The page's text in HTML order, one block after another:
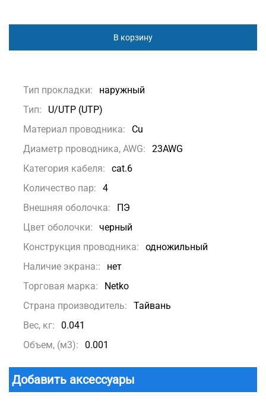
В корзину
Тип прокладки:
наружный
Тип:
U/UTP (UTP)
Материал проводника:
Сu
Диаметр проводника, AWG:
23AWG
Категория кабеля:
cat.6
Количество пар:
4
Внешняя оболочка:
ПЭ
Цвет оболочки:
черный
Конструкция проводника:
одножильный
Наличие экрана::
нет
Торговая марка:
Netko
Страна производитель:
Тайвань
Вес, кг:
0.041
Объем, (м3):
0.001
Добавить аксессуары